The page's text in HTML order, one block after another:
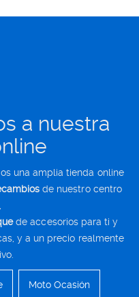
a nuestra
una amplia tienda online
de nuestro centro
de accesorios para ti y
y a un precio realmente
Moto Ocasión